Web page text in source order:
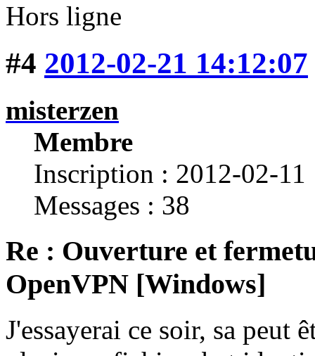
Hors ligne
#4 2012-02-21 14:12:07
misterzen
Membre
Inscription : 2012-02-11
Messages : 38
Re : Ouverture et
OpenVPN [Windows]
J'essayerai ce soir, sa peut